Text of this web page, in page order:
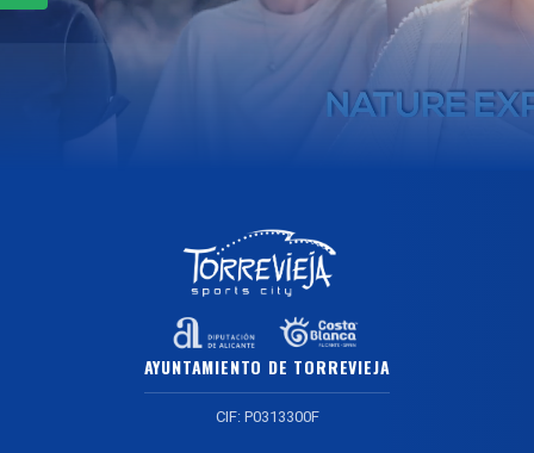
AYUNTAMIENTO DE TORREVIEJA
CIF: P0313300F